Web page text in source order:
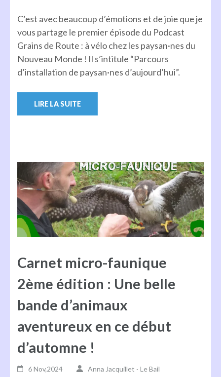
C’est avec beaucoup d’émotions et de joie que je
vous partage le premier épisode du Podcast
Grains de Route : à vélo chez les paysan·nes du
Nouveau Monde ! Il s’intitule “Parcours
d’installation de paysan·nes d’aujourd’hui”.
LIRE LA SUITE
Carnet micro-faunique
2ème édition : Une belle
bande d’animaux
aventureux en ce début
d’automne !
6 Nov,2024
Anna Jacquillet - Le Bail